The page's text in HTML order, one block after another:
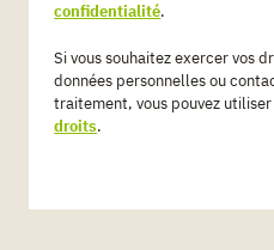
confidentialité.
Si vous souhaitez exercer vos
données personnelles ou
traitement, vous pouvez
droits.